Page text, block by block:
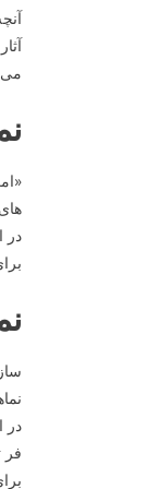
می
در
در
فر